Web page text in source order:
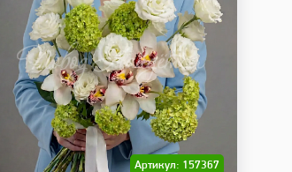
Артикул: 157367